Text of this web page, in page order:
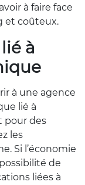
à faire face
et coûteux.
à
à une agence
lié à
pour des
les
Si l’économie
de
liées à